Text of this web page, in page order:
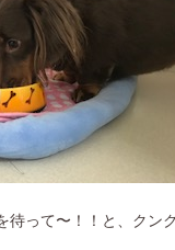
待って〜！！と、クン